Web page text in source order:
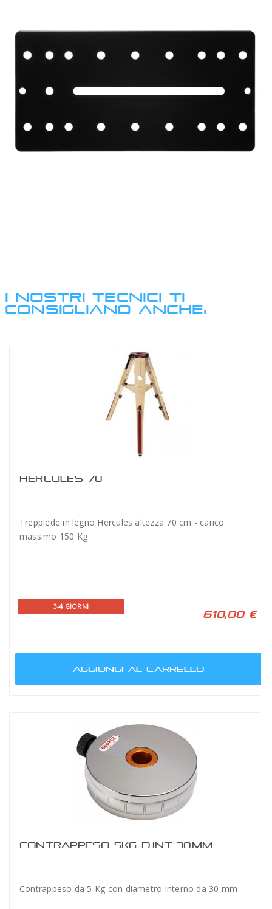
I NOSTRI TECNICI TI
CONSIGLIANO ANCHE:
HERCULES 70
Treppiede in legno Hercules altezza 70 cm - carico
massimo 150 Kg
3-4 GIORNI
610,00 €
AGGIUNGI AL CARRELLO
CONTRAPPESO 5KG D.INT 30MM
Contrappeso da 5 Kg con diametro interno da 30 mm